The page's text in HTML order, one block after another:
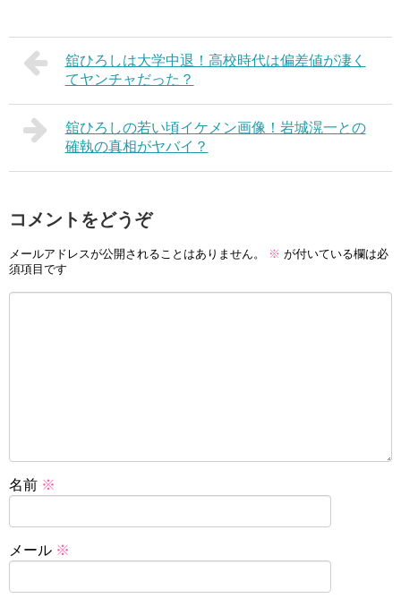
舘ひろしは大学中退！高校時代は偏差値が凄く
てヤンチャだった？
舘ひろしの若い頃イケメン画像！岩城滉一との
確執の真相がヤバイ？
コメントをどうぞ
メールアドレスが公開されることはありません。 ※ が付いている欄は必
須項目です
名前 ※
メール ※